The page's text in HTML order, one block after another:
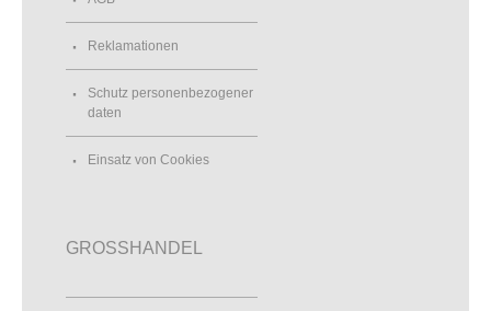
Reklamationen
Schutz personenbezogener
daten
Einsatz von Cookies
GROSSHANDEL